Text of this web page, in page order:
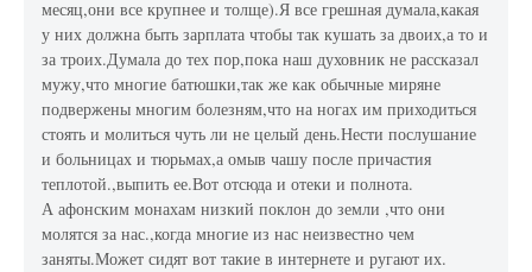
месяц,они все крупнее и толще).Я все грешная думала,какая
у них должна быть зарплата чтобы так кушать за двоих,а то и
за троих.Думала до тех пор,пока наш духовник не рассказал
мужу,что многие батюшки,так же как обычные миряне
подвержены многим болезням,что на ногах им приходиться
стоять и молиться чуть ли не целый день.Нести послушание
и больницах и тюрьмах,а омыв чашу после причастия
теплотой.,выпить ее.Вот отсюда и отеки и полнота.
А афонским монахам низкий поклон до земли ,что они
молятся за нас.,когда многие из нас неизвестно чем
заняты.Может сидят вот такие в интернете и ругают их.